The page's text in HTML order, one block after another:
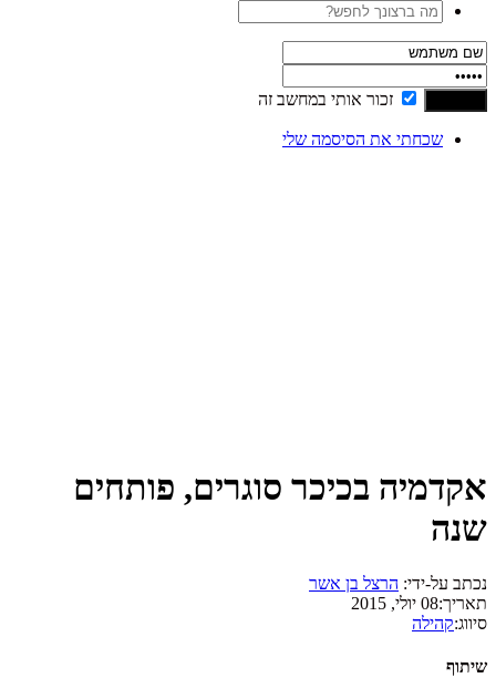
זכור אותי במחשב זה
שכחתי את הסיסמה שלי
אקדמיה בכיכר סוגרים, פותחים
שנה
נכתב על-ידי: הרצל בן אשר
תאריך:08 יולי, 2015
סיווג:קהילה
שיתוף